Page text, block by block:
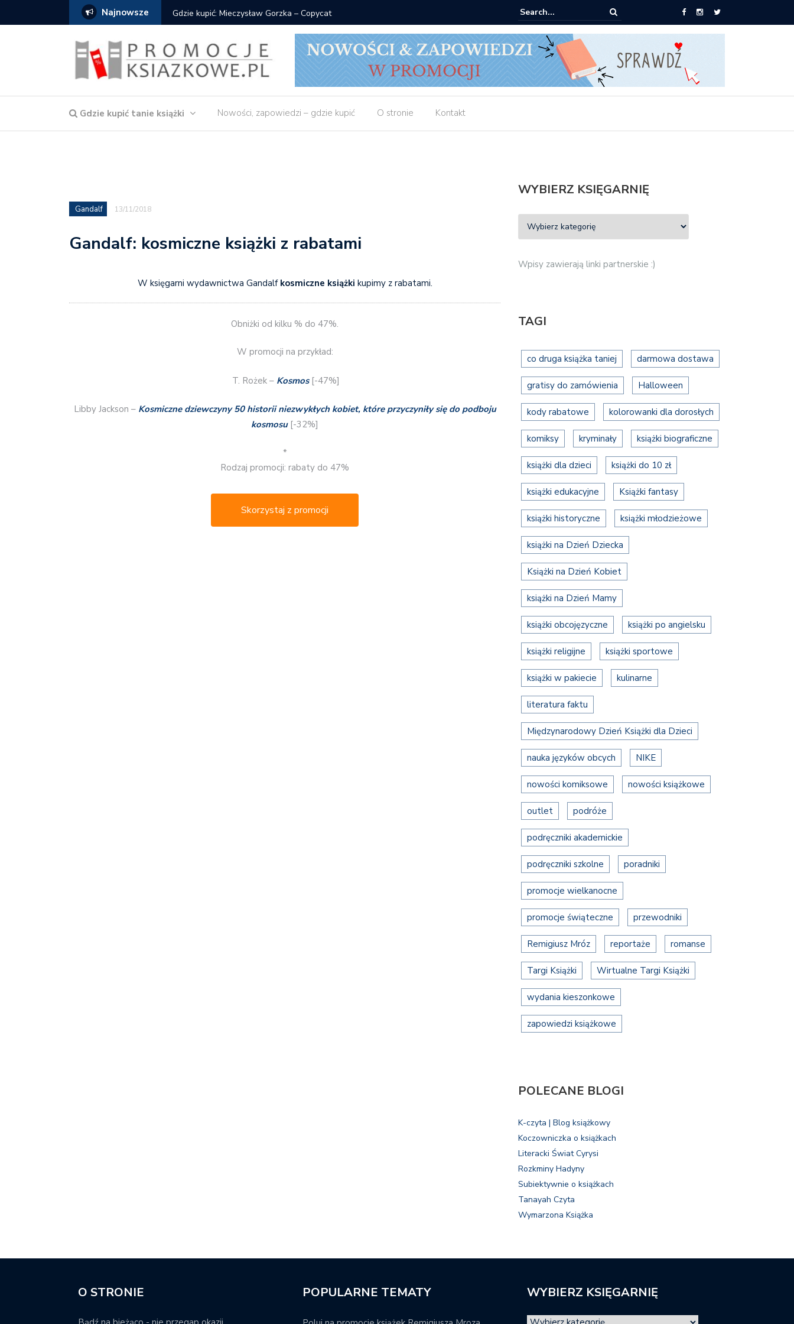
Najnowsze Gdzie kupić: Mieczysław Gorzka – Copycat Znak: książki od 2,90 zł do zamówienia
Gdzie kupić tanie książki Nowości, zapowiedzi – gdzie kupić O stronie Kontakt
Gandalf 13/11/2018
Gandalf: kosmiczne książki z rabatami
W księgarni wydawnictwa Gandalf kosmiczne książki kupimy z rabatami.
Obniżki od kilku % do 47%.
W promocji na przykład:
T. Rożek – Kosmos[-47%]
Libby Jackson – Kosmiczne dziewczyny 50 historii niezwykłych kobiet, które przyczyniły się do podboju
kosmosu[-32%]
*
Rodzaj promocji: rabaty do 47%
Skorzystaj z promocji
WYBIERZ KSIĘGARNIĘ
Wpisy zawierają linki partnerskie :)
TAGI
co druga książka taniej darmowa dostawa
gratisy do zamówienia Halloween
kody rabatowe kolorowanki dla dorosłych
komiksy kryminały książki biograficzne
książki dla dzieci książki do 10 zł
książki edukacyjne Książki fantasy
książki historyczne książki młodzieżowe
książki na Dzień Dziecka
Książki na Dzień Kobiet
książki na Dzień Mamy
książki obcojęzyczne książki po angielsku
książki religijne książki sportowe
książki w pakiecie kulinarne
literatura faktu
Międzynarodowy Dzień Książki dla Dzieci
nauka języków obcych NIKE
nowości komiksowe nowości książkowe
outlet podróże
podręczniki akademickie
podręczniki szkolne poradniki
promocje wielkanocne
promocje świąteczne przewodniki
Remigiusz Mróz reportaże romanse
Targi Książki Wirtualne Targi Książki
wydania kieszonkowe
zapowiedzi książkowe
POLECANE BLOGI
K-czyta | Blog książkowy
Koczowniczka o książkach
Literacki Świat Cyrysi
Rozkminy Hadyny
Subiektywnie o książkach
Tanayah Czyta
Wymarzona Książka
O STRONIE POPULARNE TEMATY WYBIERZ KSIĘGARNIĘ